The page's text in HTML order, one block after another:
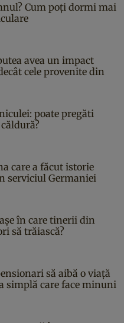
Cum poți dormi mai
avea un impact
cele provenite din
poate pregăti
care a făcut istorie
serviciul Germaniei
în care tinerii din
să trăiască?
să aibă o viață
simplă care face minuni